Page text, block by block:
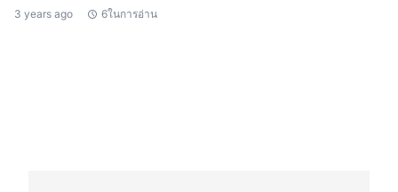
3 years ago
6ในการอ่าน